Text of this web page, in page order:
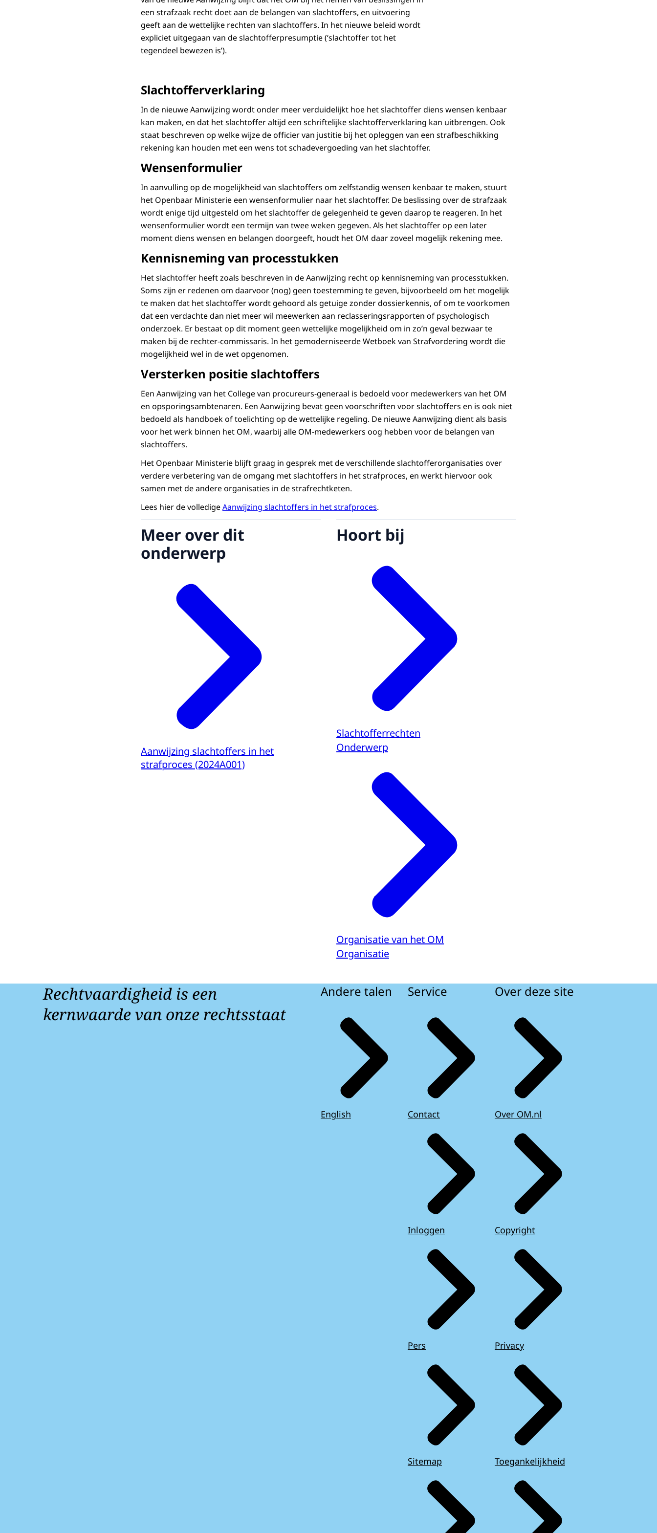
een strafzaak recht doet aan de belangen van slachtoffers, en uitvoering
geeft aan de wettelijke rechten van slachtoffers. In het nieuwe beleid wordt
expliciet uitgegaan van de slachtofferpresumptie (‘slachtoffer tot het
tegendeel bewezen is’).
Slachtofferverklaring
In de nieuwe Aanwijzing wordt onder meer verduidelijkt hoe het slachtoffer diens wensen kenbaar
kan maken, en dat het slachtoffer altijd een schriftelijke slachtofferverklaring kan uitbrengen. Ook
staat beschreven op welke wijze de officier van justitie bij het opleggen van een strafbeschikking
rekening kan houden met een wens tot schadevergoeding van het slachtoffer.
Wensenformulier
In aanvulling op de mogelijkheid van slachtoffers om zelfstandig wensen kenbaar te maken, stuurt
het Openbaar Ministerie een wensenformulier naar het slachtoffer. De beslissing over de strafzaak
wordt enige tijd uitgesteld om het slachtoffer de gelegenheid te geven daarop te reageren. In het
wensenformulier wordt een termijn van twee weken gegeven. Als het slachtoffer op een later
moment diens wensen en belangen doorgeeft, houdt het OM daar zoveel mogelijk rekening mee.
Kennisneming van processtukken
Het slachtoffer heeft zoals beschreven in de Aanwijzing recht op kennisneming van processtukken.
Soms zijn er redenen om daarvoor (nog) geen toestemming te geven, bijvoorbeeld om het mogelijk
te maken dat het slachtoffer wordt gehoord als getuige zonder dossierkennis, of om te voorkomen
dat een verdachte dan niet meer wil meewerken aan reclasseringsrapporten of psychologisch
onderzoek. Er bestaat op dit moment geen wettelijke mogelijkheid om in zo’n geval bezwaar te
maken bij de rechter-commissaris. In het gemoderniseerde Wetboek van Strafvordering wordt die
mogelijkheid wel in de wet opgenomen.
Versterken positie slachtoffers
Een Aanwijzing van het College van procureurs-generaal is bedoeld voor medewerkers van het OM
en opsporingsambtenaren. Een Aanwijzing bevat geen voorschriften voor slachtoffers en is ook niet
bedoeld als handboek of toelichting op de wettelijke regeling. De nieuwe Aanwijzing dient als basis
voor het werk binnen het OM, waarbij alle OM-medewerkers oog hebben voor de belangen van
slachtoffers.
Het Openbaar Ministerie blijft graag in gesprek met de verschillende slachtofferorganisaties over
verdere verbetering van de omgang met slachtoffers in het strafproces, en werkt hiervoor ook
samen met de andere organisaties in de strafrechtketen.
Lees hier de volledigeAanwijzing slachtoffers in het strafproces.
Meer over dit
onderwerp
Aanwijzing slachtoffers in het
strafproces (2024A001)
Hoort bij
Slachtofferrechten
Onderwerp
Organisatie van het OM
Organisatie
Rechtvaardigheid is een
kernwaarde van onze rechtsstaat
Andere talen
English
Service
Contact
Inloggen
Pers
Sitemap
Over deze site
Over OM.nl
Copyright
Privacy
Toegankelijkheid